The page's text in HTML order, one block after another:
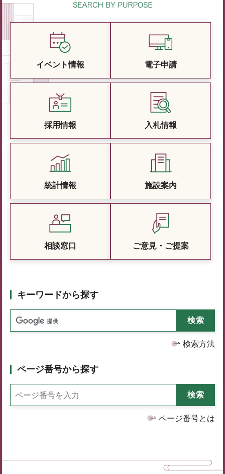
イベント情報 電子申請
採用情報 入札情報
統計情報 施設案内
相談窓口 ご意見・ご提案
キーワードから探す
検索方法
ページ番号から探す
ページ番号とは